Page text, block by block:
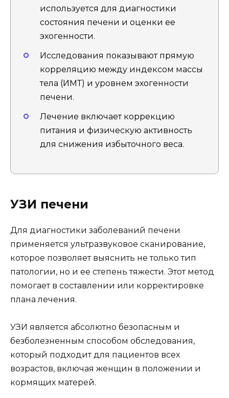
используется для диагностики
состояния печени и оценки ее
эхогенности.
Исследования показывают прямую
корреляцию между индексом массы
тела (ИМТ) и уровнем эхогенности
печени.
Лечение включает коррекцию
питания и физическую активность
для снижения избыточного веса.
УЗИ печени
Для диагностики заболеваний печени
применяется ультразвуковое сканирование,
которое позволяет выяснить не только тип
патологии, но и ее степень тяжести. Этот метод
помогает в составлении или корректировке
плана лечения.
УЗИ является абсолютно безопасным и
безболезненным способом обследования,
который подходит для пациентов всех
возрастов, включая женщин в положении и
кормящих матерей.